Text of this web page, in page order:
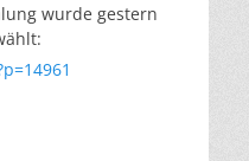
wurde gestern